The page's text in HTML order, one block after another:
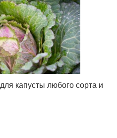
капусты любого сорта и